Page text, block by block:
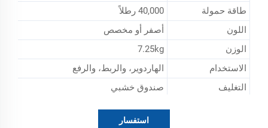
طاقة حمولة
40,000 رطلاً
اللون
أصفر أو مخصص
الوزن
7.25kg
الاستخدام
الهاردوير، والربط، والرفع
التغليف
صندوق خشبي
استفسار